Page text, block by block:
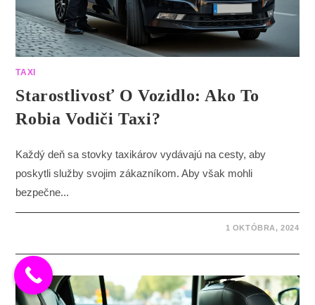
TAXI
Starostlivosť O Vozidlo: Ako To
Robia Vodiči Taxi?
Každý deň sa stovky taxikárov vydávajú na cesty, aby
poskytli služby svojim zákazníkom. Aby však mohli
bezpečne...
1 OKTÓBRA, 2024